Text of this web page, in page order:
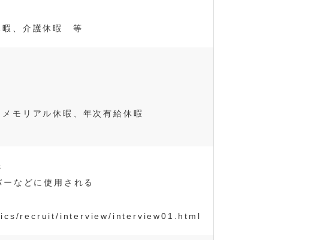
暇、介護休暇 等
モリアル休暇、年次有給休暇
などに使用される
recruit/interview/interview01.html